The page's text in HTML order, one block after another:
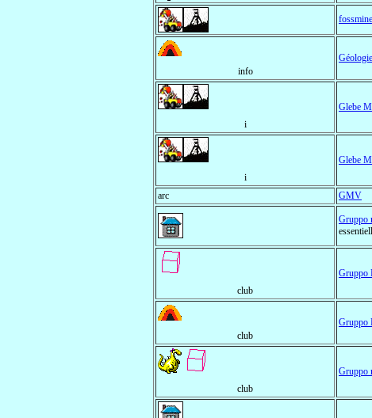
fossmine
info
i
Glebe
i
Glebe
arc GMV
Gruppo
club
Gruppo
club
Gruppo
club
Gruppo